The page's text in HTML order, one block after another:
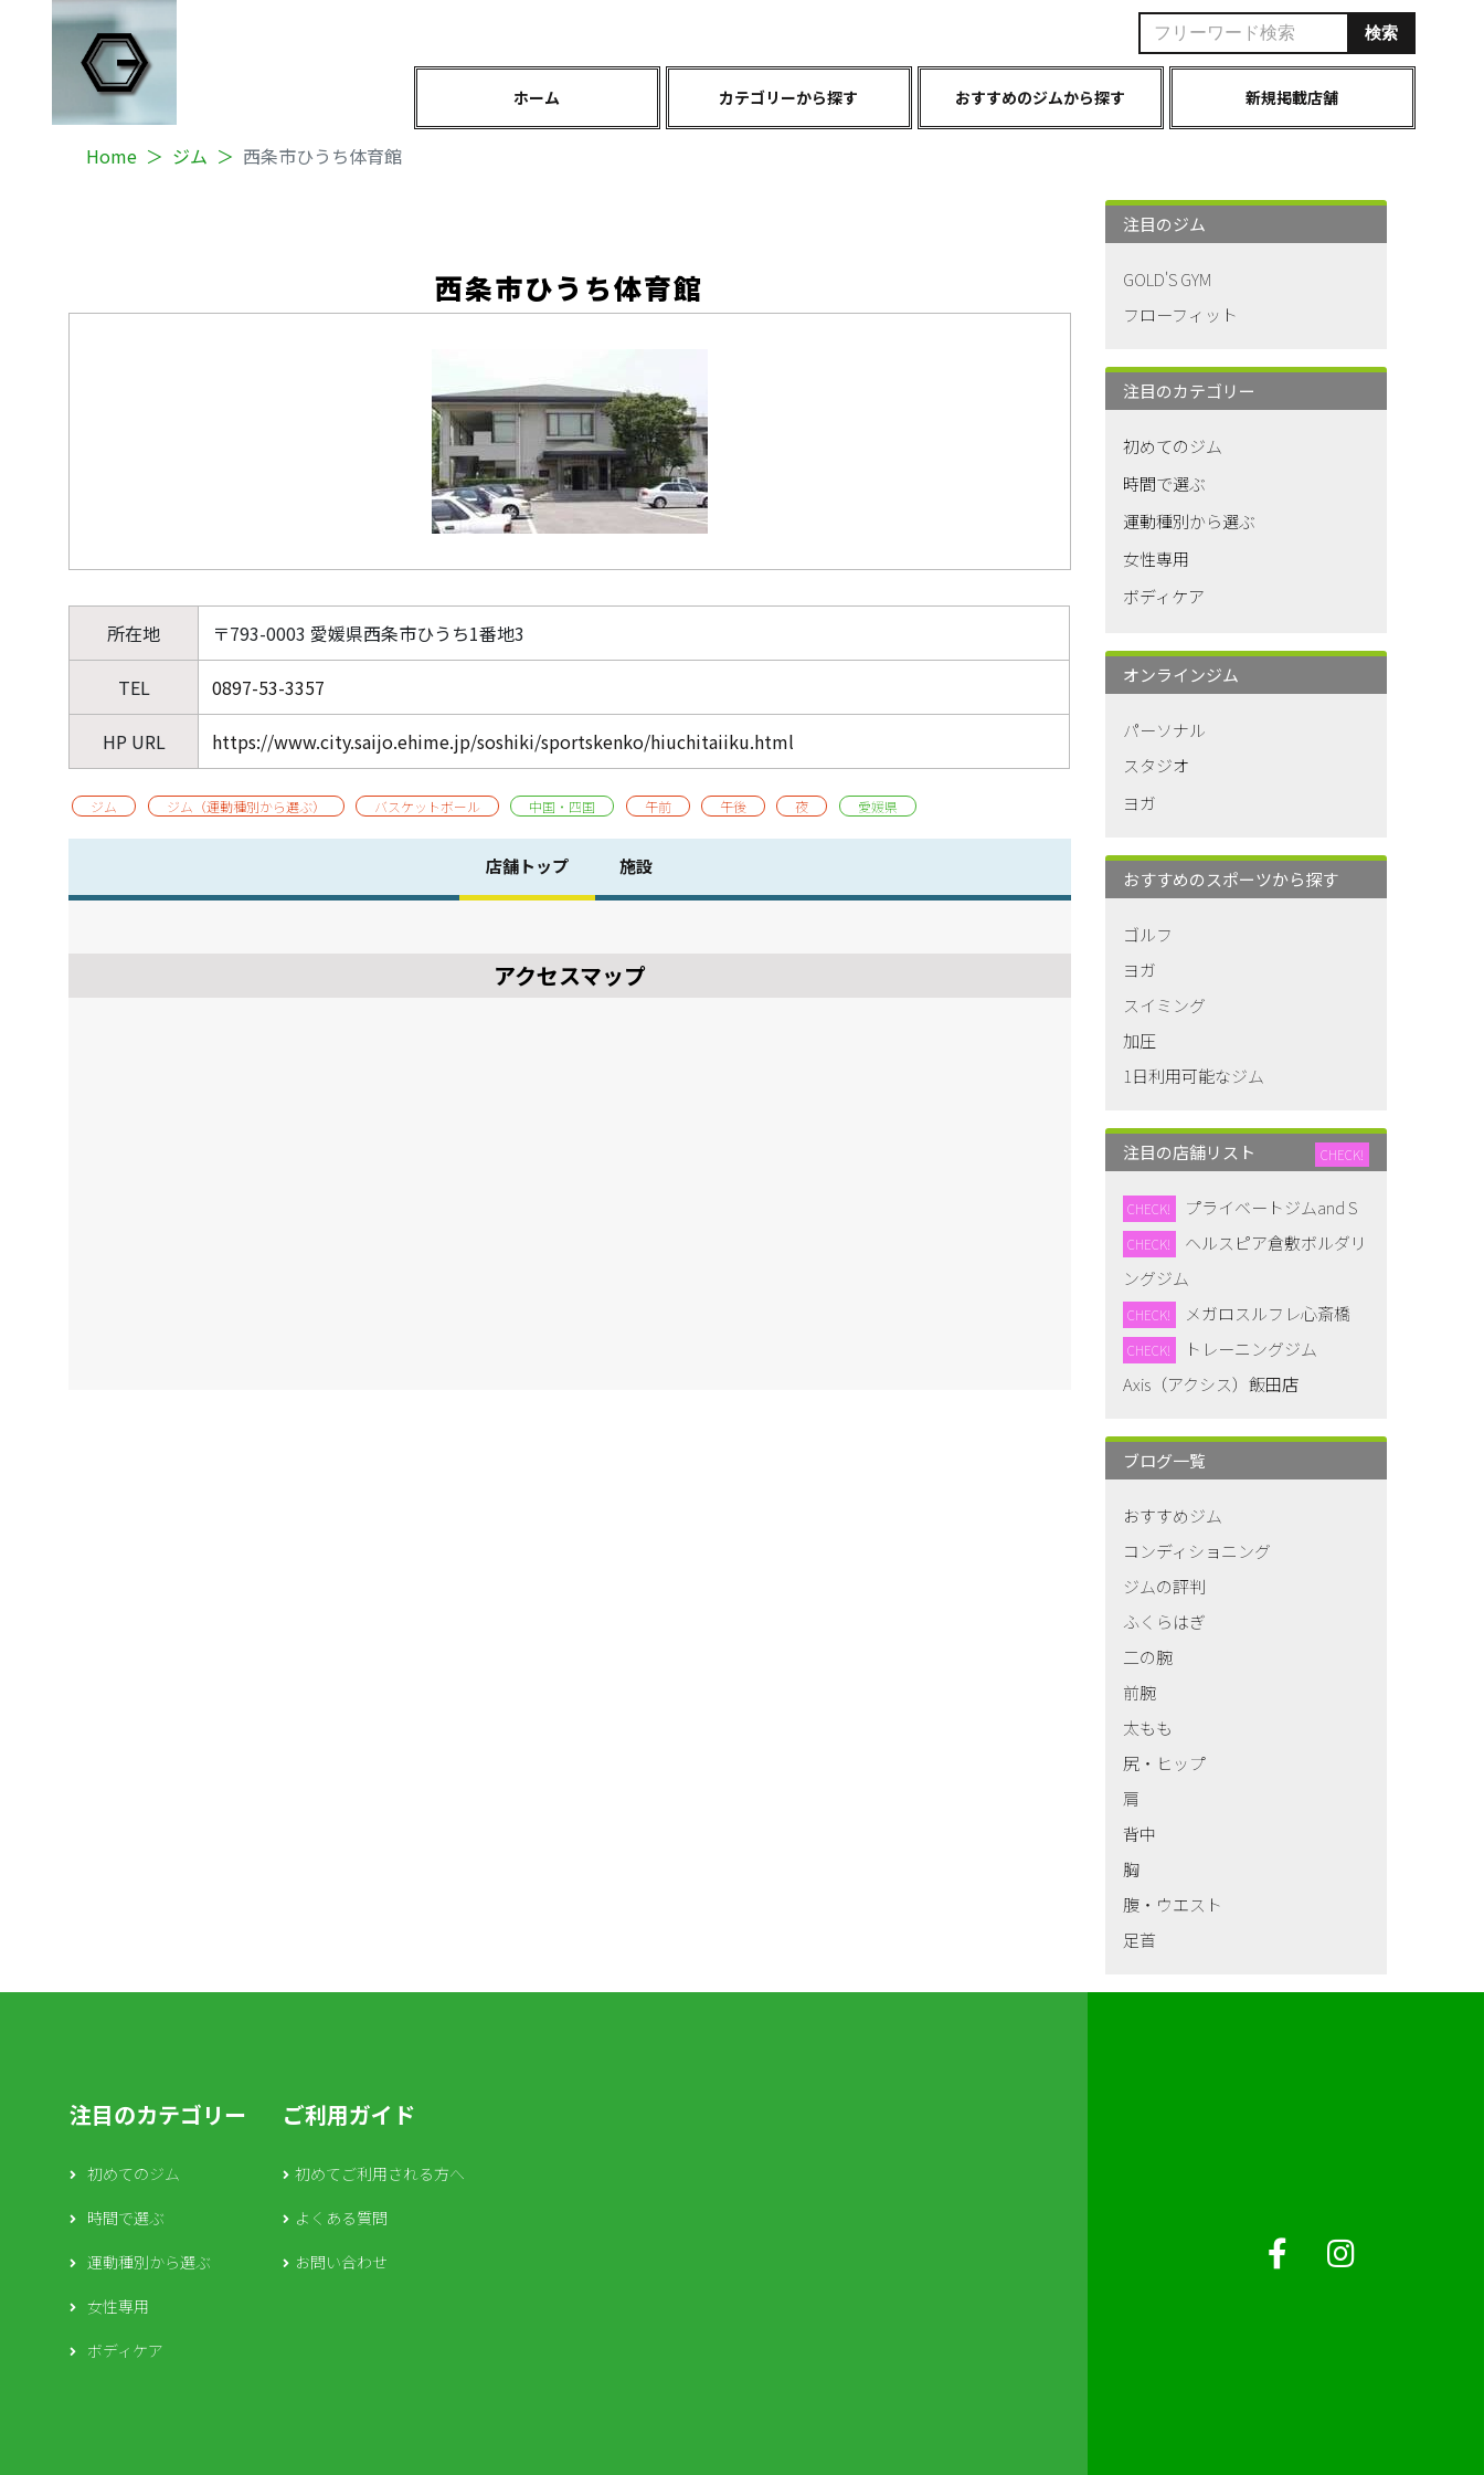
ホーム カテゴリーから探す おすすめのジムから探す 新規掲載店舗
Home ジム 西条市ひうち体育館
西条市ひうち体育館
所在地 〒793-0003 愛媛県西条市ひうち1番地3
TEL 0897-53-3357
HP URL https://www.city.saijo.ehime.jp/soshiki/sportskenko/hiuchitaiiku.html
ジム ジム（運動種別から選ぶ） バスケットボール 中国・四国 午前 午後 夜 愛媛県
店舗トップ 施設
アクセスマップ
注目のジム
GOLD'S GYM
フローフィット
注目のカテゴリー
初めてのジム
時間で選ぶ
運動種別から選ぶ
女性専用
ボディケア
オンラインジム
パーソナル
スタジオ
ヨガ
おすすめのスポーツから探す
ゴルフ
ヨガ
スイミング
加圧
1日利用可能なジム
注目の店舗リスト CHECK!
CHECK! プライベートジムand S
CHECK!
ヘルスピア倉敷ボルダリ
ングジム
CHECK! メガロスルフレ心斎橋
CHECK!
トレーニングジム
Axis（アクシス）飯田店
ブログ一覧
おすすめジム
コンディショニング
ジムの評判
ふくらはぎ
二の腕
前腕
太もも
尻・ヒップ
肩
背中
胸
腹・ウエスト
足首
注目のカテゴリー
初めてのジム
時間で選ぶ
運動種別から選ぶ
女性専用
ボディケア
ご利用ガイド
初めてご利用される方へ
よくある質問
お問い合わせ